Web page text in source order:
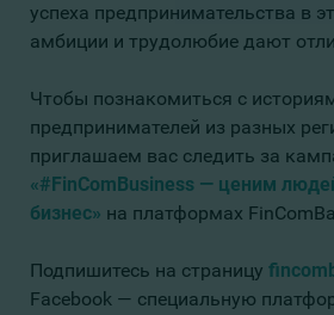
успеха предпринимательства в
амбиции и трудолюбие дают
Чтобы познакомиться с
предпринимателей из разных
приглашаем вас следить за
«#FinComBusiness — ценим
бизнес» на платформах
Подпишитесь на страницу
Facebook — специальную